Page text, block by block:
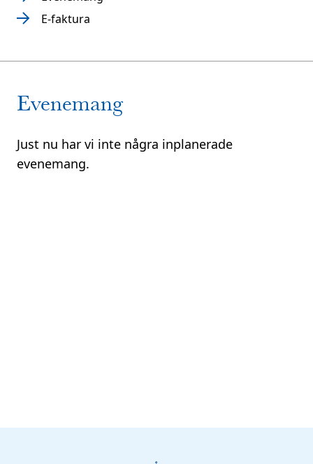
E-faktura
Evenemang
Just nu har vi inte några inplanerade
evenemang.